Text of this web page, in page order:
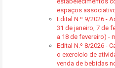
espaços
Edital N.º 9/2026 -
31 de janeiro, 7 de
a 18 de fevereiro) -
Edital N.º 8/2026 -
o exercício de
venda de bebidas